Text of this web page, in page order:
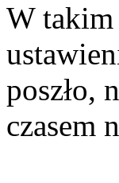
W takim
poszło,
czasem